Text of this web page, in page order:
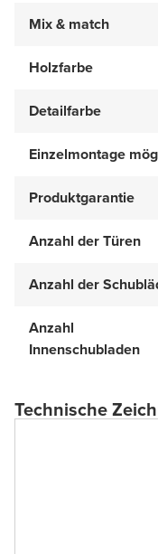
Mix & match
Holzfarbe
Detailfarbe
Einzelmontage
Produktgarantie
Anzahl der Türen
Anzahl der
Anzahl
Innenschubladen
Technische